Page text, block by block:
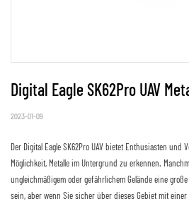
Digital Eagle SK62Pro UAV
2023-01-09
Der Digital Eagle SK62Pro UAV bietet Enthusiasten und
Möglichkeit, Metalle im Untergrund zu erkennen.
ungleichmäßigem oder gefährlichem Gelände eine
sein, aber wenn Sie sicher über dieses Gebiet mit